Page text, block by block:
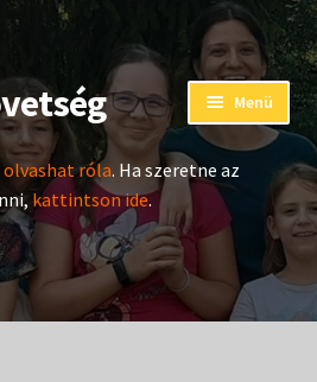
Menü
róla. Ha szeretne az
kattintson ide.